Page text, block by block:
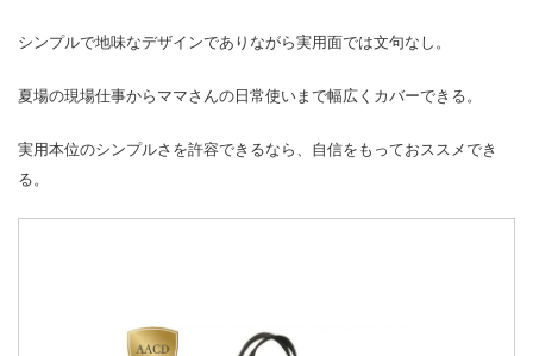
シンプルで地味なデザインでありながら実用面では文句なし。
夏場の現場仕事からママさんの日常使いまで幅広くカバーできる。
実用本位のシンプルさを許容できるなら、自信をもっておススメでき
る。